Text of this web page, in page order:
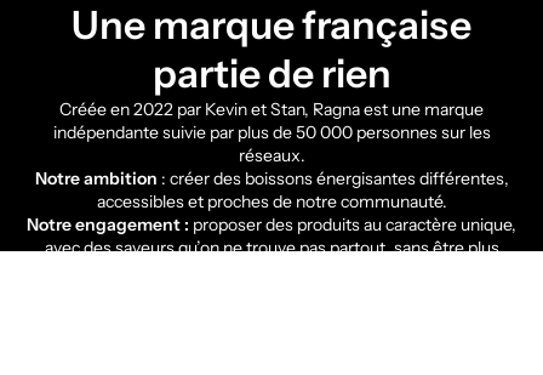
Une marque française
partie de rien
Créée en 2022 par Kevin et Stan, Ragna est une marque
indépendante suivie par plus de 50 000 personnes sur les
réseaux.
Notreambition : créer des boissons énergisantes différentes,
accessibles et proches de notre communauté.
Notre engagement : proposer des produits au caractère unique,
avec des saveurs qu’on ne trouve pas partout, sans être plus